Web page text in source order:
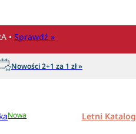
• Sprawdź »
Nowości 2+1 za 1 zł »
Nowa Letni Katalog